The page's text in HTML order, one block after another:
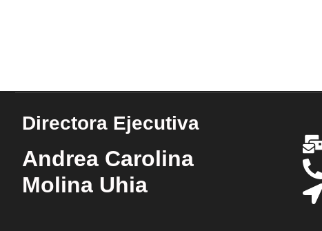
Directora Ejecutiva
Andrea Carolina
Molina Uhia